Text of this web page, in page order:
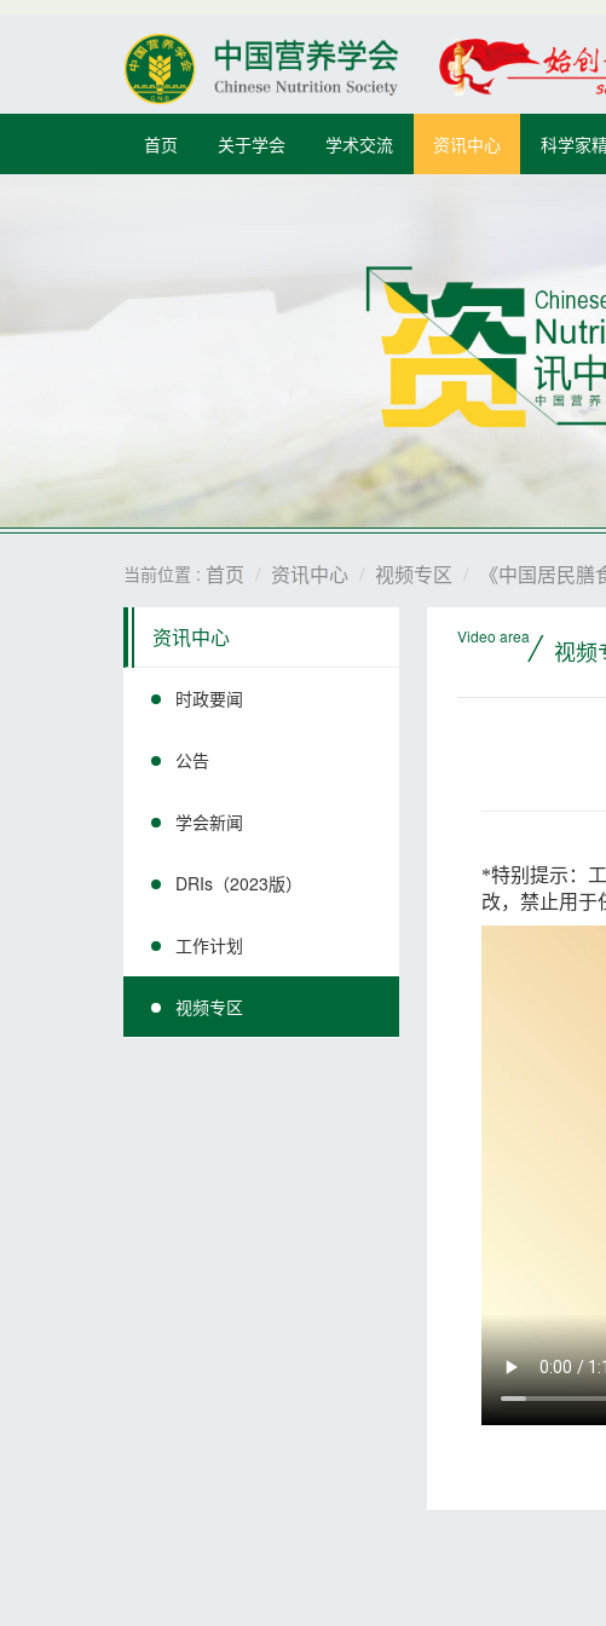
首页 关于学会 学术交流 资讯中心 科学家
当前位置 : 首页 资讯中心 视频专区 《中国居民
资讯中心
时政要闻
公告
学会新闻
DRIs（2023版）
工作计划
视频专区
Video area/ 视频
*特别提示：
改，禁止用于